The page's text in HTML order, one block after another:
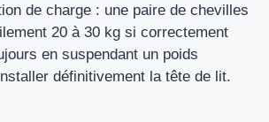
de charge : une paire de chevilles
20 à 30 kg si correctement
en suspendant un poids
définitivement la tête de lit.